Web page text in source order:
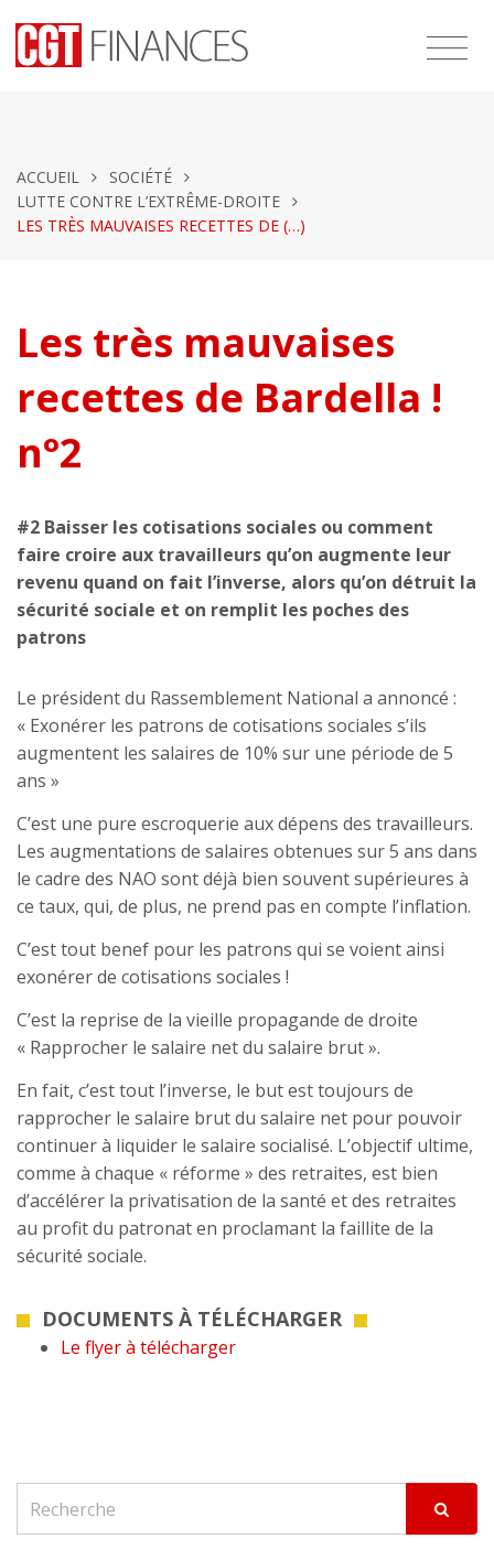
ACCUEIL
SOCIÉTÉ
LUTTE CONTRE L’EXTRÊME-DROITE
LES TRÈS MAUVAISES RECETTES DE (…)
Les très mauvaises
recettes de Bardella !
n°2
#2 Baisser les cotisations sociales ou comment
faire croire aux travailleurs qu’on augmente leur
revenu quand on fait l’inverse, alors qu’on détruit la
sécurité sociale et on remplit les poches des
patrons
Le président du Rassemblement National a annoncé :
« Exonérer les patrons de cotisations sociales s’ils
augmentent les salaires de 10% sur une période de 5
ans »
C’est une pure escroquerie aux dépens des travailleurs.
Les augmentations de salaires obtenues sur 5 ans dans
le cadre des NAO sont déjà bien souvent supérieures à
ce taux, qui, de plus, ne prend pas en compte l’inflation.
C’est tout benef pour les patrons qui se voient ainsi
exonérer de cotisations sociales !
C’est la reprise de la vieille propagande de droite
« Rapprocher le salaire net du salaire brut ».
En fait, c’est tout l’inverse, le but est toujours de
rapprocher le salaire brut du salaire net pour pouvoir
continuer à liquider le salaire socialisé. L’objectif ultime,
comme à chaque « réforme » des retraites, est bien
d’accélérer la privatisation de la santé et des retraites
au profit du patronat en proclamant la faillite de la
sécurité sociale.
DOCUMENTS À TÉLÉCHARGER
Le flyer à télécharger